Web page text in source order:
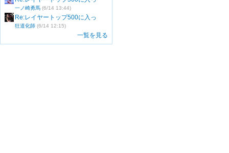
一ノ崎勇馬 (6/14 13:44)
Re:レイヤートップ500に入っ
狂道化師 (6/14 12:15)
一覧を見る